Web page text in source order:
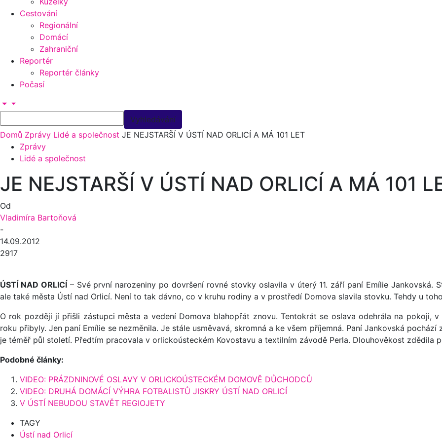
Cestování
Regionální
Domácí
Zahraniční
Reportér
Reportér články
Počasí
Domů Zprávy Lidé a společnost JE NEJSTARŠÍ V ÚSTÍ NAD ORLICÍ A MÁ 101 LET
Zprávy
Lidé a společnost
JE NEJSTARŠÍ V ÚSTÍ NAD ORLICÍ A MÁ 101
Od
Vladimíra Bartoňová
-
14.09.2012
2917
ÚSTÍ NAD ORLICÍ– Své první narozeniny po dovršení rovné stovky oslavila v úterý 11. září paní Emílie Jankovská.
ale také města Ústí nad Orlicí. Není to tak dávno, co v kruhu rodiny a v prostředí Domova slavila stovku. Tehdy u
O rok později jí přišli zástupci města a vedení Domova blahopřát znovu. Tentokrát se oslava odehrála na pokoji,
roku přibyly. Jen paní Emílie se nezměnila. Je stále usměvavá, skromná a ke všem příjemná. Paní Jankovská
je téměř půl století. Předtím pracovala v orlickoústeckém Kovostavu a textilním závodě Perla. Dlouhověkost zdědila
Podobné články:
VIDEO: PRÁZDNINOVÉ OSLAVY V ORLICKOÚSTECKÉM DOMOVĚ DŮCHODCŮ
VIDEO: DRUHÁ DOMÁCÍ VÝHRA FOTBALISTŮ JISKRY ÚSTÍ NAD ORLICÍ
V ÚSTÍ NEBUDOU STAVĚT REGIOJETY
TAGY
Ústí nad Orlicí